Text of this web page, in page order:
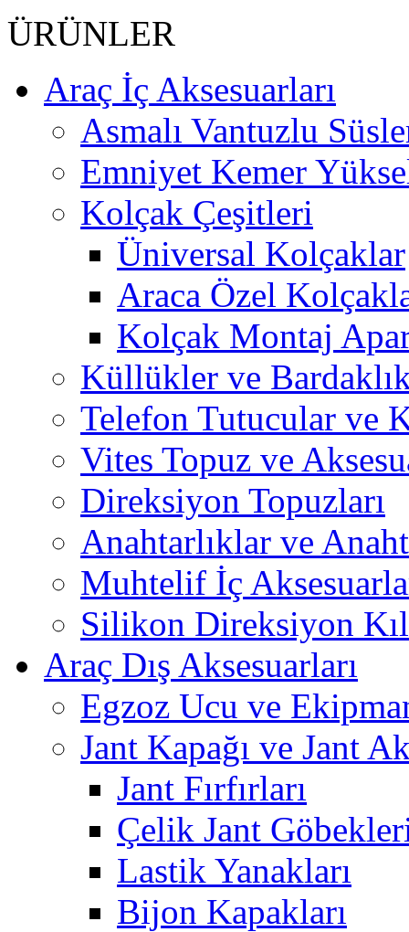
ÜRÜNLER
Araç İç Aksesuarları
Asmalı Vantuzlu
Emniyet Kemer
Kolçak Çeşitleri
Üniversal Kolçaklar
Araca Özel
Kolçak Montaj
Küllükler ve
Telefon Tutucular ve
Vites Topuz ve
Direksiyon Topuzları
Anahtarlıklar ve
Muhtelif İç
Silikon Direksiyon
Araç Dış Aksesuarları
Egzoz Ucu ve
Jant Kapağı ve Jant
Jant Fırfırları
Çelik Jant
Lastik Yanakları
Bijon Kapakları